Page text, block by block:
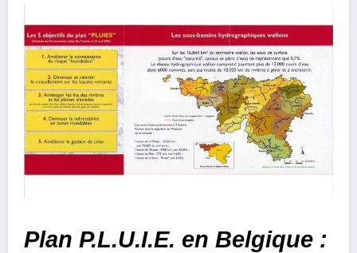
Plan P.L.U.I.E. en Belgique :